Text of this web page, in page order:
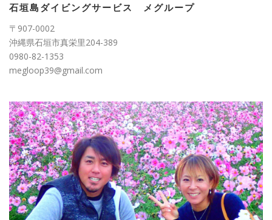
ー
石垣島ダイビングサービス メグループ
〒907-0002
沖縄県石垣市真栄里204-389
0980-82-1353
megloop39@gmail.com